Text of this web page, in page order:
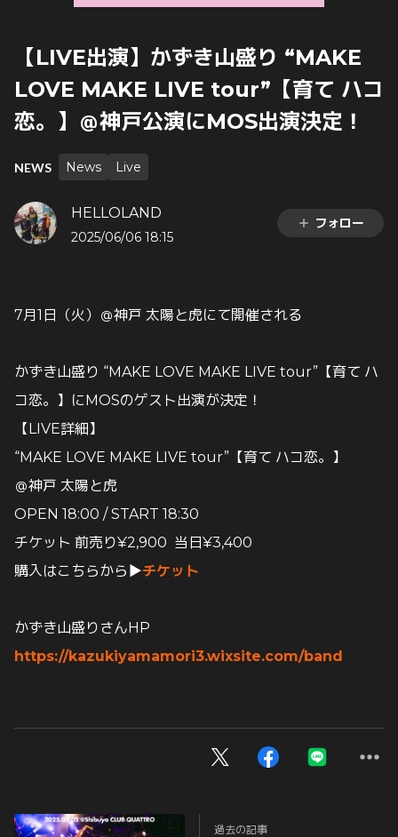
【LIVE出演】かずき山盛り “MAKE
LOVE MAKE LIVE tour”【育て ハコ
恋。】＠神戸公演にMOS出演決定！
NEWS News Live
HELLOLAND
2025/06/06 18:15
フォロー
7月1日（火）＠神戸 太陽と虎にて開催される
かずき山盛り “MAKE LOVE MAKE LIVE tour”【育て ハ
コ恋。】にMOSのゲスト出演が決定！
【LIVE詳細】
“MAKE LOVE MAKE LIVE tour”【育て ハコ恋。】
＠神戸 太陽と虎
OPEN 18:00 / START 18:30
チケット 前売り¥2,900 当日¥3,400
購入はこちらから▶︎チケット
かずき山盛りさんHP
https://kazukiyamamori3.wixsite.com/band
過去の記事